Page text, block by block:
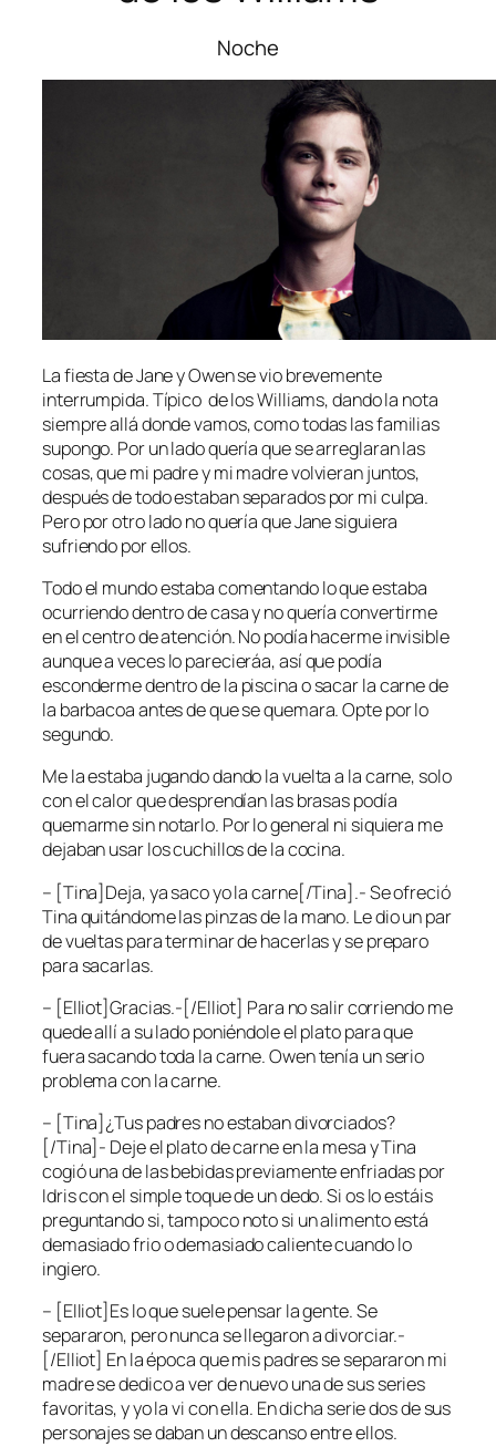
Noche
La fiesta de Jane y Owen se vio brevemente
interrumpida. Típico de los Williams, dando la nota
siempre allá donde vamos, como todas las familias
supongo. Por un lado quería que se arreglaran las
cosas, que mi padre y mi madre volvieran juntos,
después de todo estaban separados por mi culpa.
Pero por otro lado no quería que Jane siguiera
sufriendo por ellos.
Todo el mundo estaba comentando lo que estaba
ocurriendo dentro de casa y no quería convertirme
en el centro de atención. No podía hacerme invisible
aunque a veces lo parecieráa, así que podía
esconderme dentro de la piscina o sacar la carne de
la barbacoa antes de que se quemara. Opte por lo
segundo.
Me la estaba jugando dando la vuelta a la carne, solo
con el calor que desprendían las brasas podía
quemarme sin notarlo. Por lo general ni siquiera me
dejaban usar los cuchillos de la cocina.
– [Tina]Deja, ya saco yo la carne[/Tina].- Se ofreció
Tina quitándome las pinzas de la mano. Le dio un par
de vueltas para terminar de hacerlas y se preparo
para sacarlas.
– [Elliot]Gracias.-[/Elliot] Para no salir corriendo me
quede allí a su lado poniéndole el plato para que
fuera sacando toda la carne. Owen tenía un serio
problema con la carne.
– [Tina]¿Tus padres no estaban divorciados?
[/Tina]- Deje el plato de carne en la mesa y Tina
cogió una de las bebidas previamente enfriadas por
Idris con el simple toque de un dedo. Si os lo estáis
preguntando si, tampoco noto si un alimento está
demasiado frio o demasiado caliente cuando lo
ingiero.
– [Elliot]Es lo que suele pensar la gente. Se
separaron, pero nunca se llegaron a divorciar.-
[/Elliot] En la época que mis padres se separaron mi
madre se dedico a ver de nuevo una de sus series
favoritas, y yo la vi con ella. En dicha serie dos de sus
personajes se daban un descanso entre ellos.